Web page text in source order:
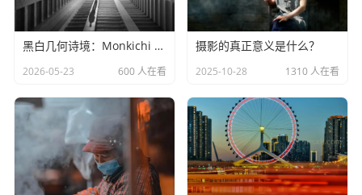
黑白几何诗境：Monkichi 的城市摄影艺术
2026-05-23 600 人在看
摄影的真正意义是什么？
2025-10-28 1310 人在看